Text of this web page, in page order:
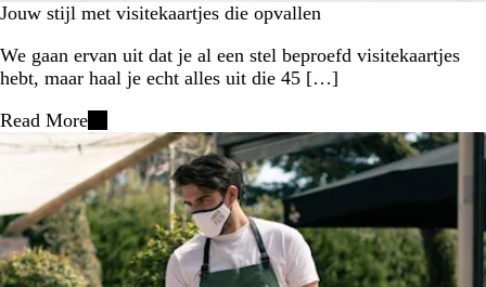
Jouw stijl met visitekaartjes die opvallen
We gaan ervan uit dat je al een stel beproefd visitekaartjes
hebt, maar haal je echt alles uit die 45 […]
Read More